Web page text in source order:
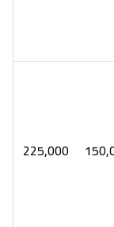
225,000